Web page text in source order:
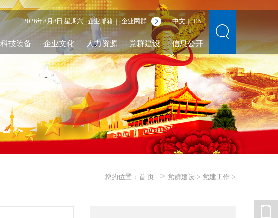
2026年8月8日 星期六企业邮箱 | 企业网群 中文 | EN
科技装备 企业文化 人力资源 党群建设 信息公开
您的位置： 首 页 > 党群建设 > 党建工作 >